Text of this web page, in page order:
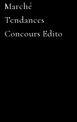
Marché
Tendances
Concours Edito